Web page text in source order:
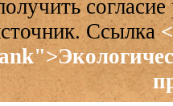
Ссылка